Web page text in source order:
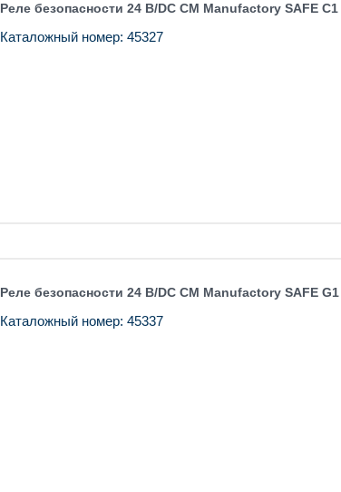
Реле безопасности 24 В/DC CM Manufactory SAFE C1
Каталожный номер: 45327
Реле безопасности 24 В/DC CM Manufactory SAFE G1
Каталожный номер: 45337